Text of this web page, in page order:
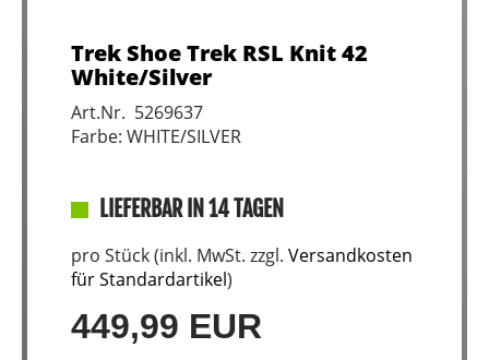
Trek Shoe Trek RSL Knit 42
White/Silver
Art.Nr. 5269637
Farbe: WHITE/SILVER
LIEFERBAR IN 14 TAGEN
pro Stück (inkl. MwSt. zzgl. Versandkosten
für Standardartikel)
449,99 EUR